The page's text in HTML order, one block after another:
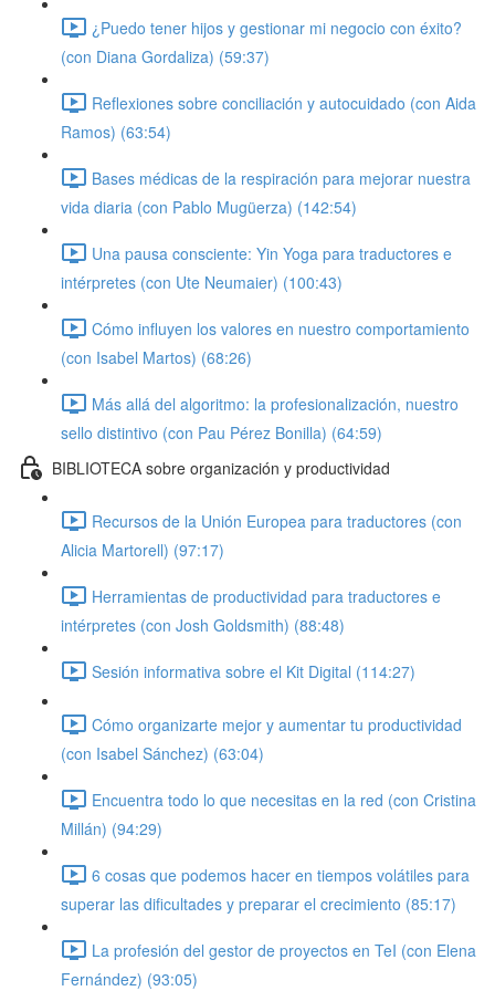
¿Puedo tener hijos y gestionar mi negocio con éxito?
(con Diana Gordaliza) (59:37)
Reflexiones sobre conciliación y autocuidado (con Aida
Ramos) (63:54)
Bases médicas de la respiración para mejorar nuestra
vida diaria (con Pablo Mugüerza) (142:54)
Una pausa consciente: Yin Yoga para traductores e
intérpretes (con Ute Neumaier) (100:43)
Cómo influyen los valores en nuestro comportamiento
(con Isabel Martos) (68:26)
Más allá del algoritmo: la profesionalización, nuestro
sello distintivo (con Pau Pérez Bonilla) (64:59)
BIBLIOTECA sobre organización y productividad
Recursos de la Unión Europea para traductores (con
Alicia Martorell) (97:17)
Herramientas de productividad para traductores e
intérpretes (con Josh Goldsmith) (88:48)
Sesión informativa sobre el Kit Digital (114:27)
Cómo organizarte mejor y aumentar tu productividad
(con Isabel Sánchez) (63:04)
Encuentra todo lo que necesitas en la red (con Cristina
Millán) (94:29)
6 cosas que podemos hacer en tiempos volátiles para
superar las dificultades y preparar el crecimiento (85:17)
La profesión del gestor de proyectos en TeI (con Elena
Fernández) (93:05)